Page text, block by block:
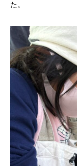
た。